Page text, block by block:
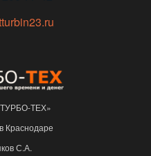
ТЕХ»
Краснодаре
С.А.